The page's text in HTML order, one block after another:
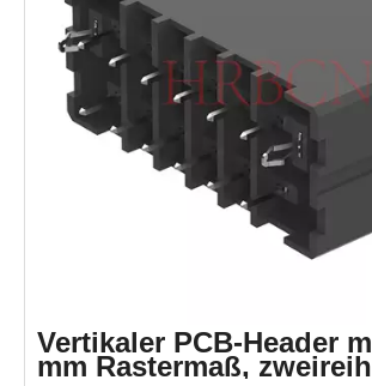
Vertikaler PCB-Header
mm Rastermaß,